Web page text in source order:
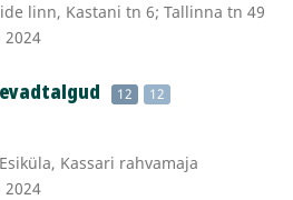
linn, Kastani tn 6; Tallinna tn 49
12 12
Kassari rahvamaja